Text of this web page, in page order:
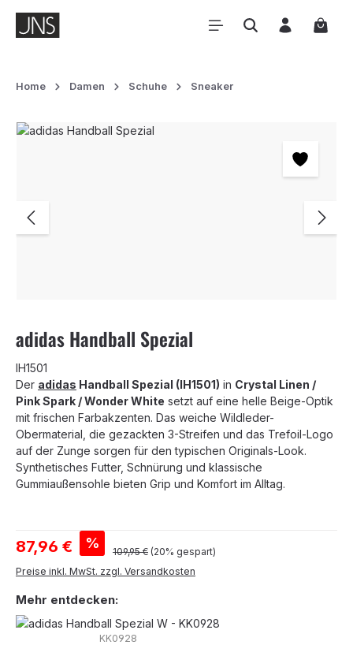
Zum Hauptinhalt springen
Home Damen Schuhe Sneaker
Bildergalerie überspringen
adidas Handball Spezial
IH1501
Der adidas Handball Spezial (IH1501) in Crystal Linen /
Pink Spark / Wonder White setzt auf eine helle Beige-Optik
mit frischen Farbakzenten. Das weiche Wildleder-
Obermaterial, die gezackten 3-Streifen und das Trefoil-Logo
auf der Zunge sorgen für den typischen Originals-Look.
Synthetisches Futter, Schnürung und klassische
Gummiaußensohle bieten Grip und Komfort im Alltag.
Verkaufspreis:
87,96 € % Regulärer Preis:
109,95 € (20% gespart)
Preise inkl. MwSt. zzgl. Versandkosten
Mehr entdecken:
KK0928